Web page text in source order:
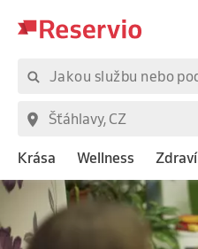
Krása Wellness Zdraví